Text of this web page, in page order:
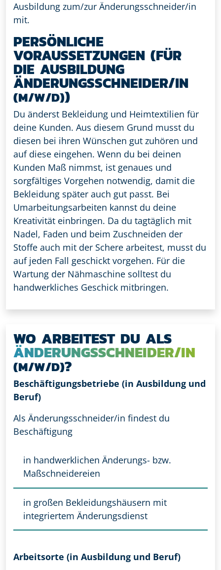
Ausbildung zum/zur Änderungsschneider/in
mit.
PERSÖNLICHE
VORAUSSETZUNGEN (FÜR
DIE AUSBILDUNG
ÄNDERUNGSSCHNEIDER/IN
(M/W/D))
Du änderst Bekleidung und Heimtextilien für
deine Kunden. Aus diesem Grund musst du
diesen bei ihren Wünschen gut zuhören und
auf diese eingehen. Wenn du bei deinen
Kunden Maß nimmst, ist genaues und
sorgfältiges Vorgehen notwendig, damit die
Bekleidung später auch gut passt. Bei
Umarbeitungsarbeiten kannst du deine
Kreativität einbringen. Da du tagtäglich mit
Nadel, Faden und beim Zuschneiden der
Stoffe auch mit der Schere arbeitest, musst du
auf jeden Fall geschickt vorgehen. Für die
Wartung der Nähmaschine solltest du
handwerkliches Geschick mitbringen.
WO ARBEITEST DU ALS
ÄNDERUNGSSCHNEIDER/IN
(M/W/D)?
Beschäftigungsbetriebe (in Ausbildung und
Beruf)
Als Änderungsschneider/in findest du
Beschäftigung
in handwerklichen Änderungs- bzw.
Maßschneidereien
in großen Bekleidungshäusern mit
integriertem Änderungsdienst
Arbeitsorte (in Ausbildung und Beruf)